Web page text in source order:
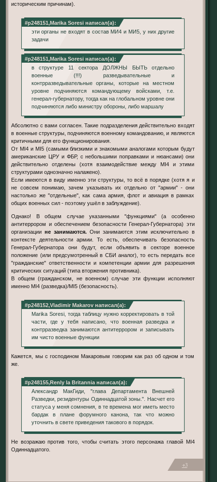
историческим причинам).
#p248151,Marika Soresi написал(а):
эти органы не входят в состав МИ4 и МИ5, у них другие
задачи
#p248151,Marika Soresi написал(а):
в структуре 11 сектора ДОЛЖНЫ БЫТЬ отдельно
военные (!!!) разведывательные и
контрразведывательные органы, которые на местном
уровне подчиняются командующему войсками, т.е.
генерал-губернатору, тогда как на глобальном уровне они
подчиняются либо министру обороны, либо маршалу
Абсолютно с вами согласен. Такие подразделения действительно входят
в военные структуры, подчиняются военному командованию, и являются
критичными для его функционирования.
От MI4 и MI5 (самыми близкими и знакомыми аналогами которым будут
американские ЦРУ и ФБР, с небольшими поправками и нюансами) они
действительно отделены (хотя взаимодействие между MI4 и этими
структурами однозначно налажено).
Если имеются в виду именно эти структуры, то всё в порядке (хотя я и
не совсем понимаю, зачем указывать их отдельно от "армии" - они
настолько же "отдельные", как сама армия, флот и авиация в рамках
общих военных сил - поэтому ушёл в заблуждение).
Однако! В общем случае указанными "функциями" (а особенно
антитеррором и обеспечением безопасности Генерал-Губернатора) эти
организациине занимаются. Они занимаются этим исключительно в
контексте деятельности армии. То есть, обеспечивать безопасность
Генерал-Губернатора они будут, если объявить в секторе военное
положение (или предсумотренный в СБИ аналог), то есть передать все
"гражданские" ответственности и компетенции армии для разрешения
критических ситуаций (типа вторжения противника).
В общем (гражданском, не военном) случае эти функции исполняют
именно MI4 (разведка)/MI5 (безопасность).
#p248152,Vladimir Makarov написал(а):
Marika Soresi, тогда таблицу нужно корректировать в той
части, где у тебя написано, что военная разведка и
контрразведка занимаются антитеррором и записывать
им чисто военные функции
Кажется, мы с господином Макаровым говорим как раз об одном и том
же.
#p248155,Renly la Britannia написал(а):
Александр МакГиди, "глава Департамента Внешней
Разведки, резидентуры Одиннадцатой зоны.". Насчет его
статуса у меня сомнения, в те времена мог иметь место
бардак в плане форумного канона, так что можно
уточнить в свете приведения такового в порядок.
Не возражаю против того, чтобы считать этого персонажа главой MI4
Одиннадцатого.
+3